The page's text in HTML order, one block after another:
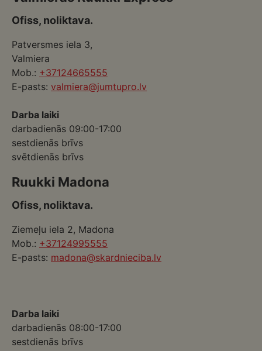
Ofiss, noliktava.
Patversmes iela 3,
Valmiera
Mob.: +37124665555
E-pasts: valmiera@jumtupro.lv
Darba laiki
darbadienās 09:00-17:00
sestdienās brīvs
svētdienās brīvs
Ruukki Madona
Ofiss, noliktava.
Ziemeļu iela 2, Madona
Mob.: +37124995555
E-pasts: madona@skardnieciba.lv
Darba laiki
darbadienās 08:00-17:00
sestdienās brīvs